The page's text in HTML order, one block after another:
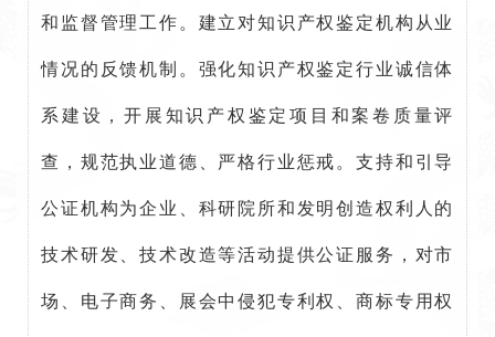
和监督管理工作。建立对知识产权鉴定机构从业
情况的反馈机制。强化知识产权鉴定行业诚信体
系建设，开展知识产权鉴定项目和案卷质量评
查，规范执业道德、严格行业惩戒。支持和引导
公证机构为企业、科研院所和发明创造权利人的
技术研发、技术改造等活动提供公证服务，对市
场、电子商务、展会中侵犯专利权、商标专用权